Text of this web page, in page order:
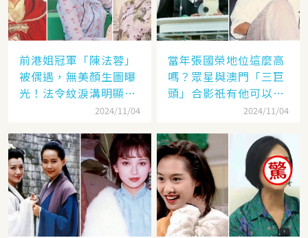
前港姐冠軍「陳法蓉」
被偶遇，無美顏生圖曝
光！法令紋淚溝明顯網
嘆：「絕世美女也會
2024/11/04
當年張國榮地位這麼高
嗎？眾星與澳門「三巨
頭」合影祇有他可以
「坐著」，而且還是C
2024/11/04